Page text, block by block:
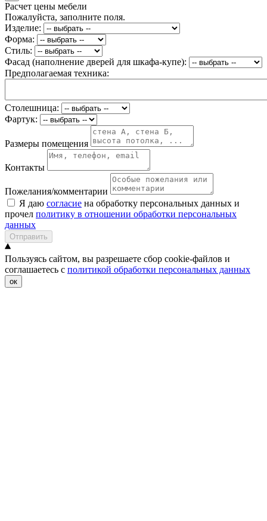
Расчет цены мебели
Пожалуйста, заполните поля.
Изделие:
Форма:
Стиль:
Фасад (наполнение дверей для шкафа-купе):
Предполагаемая техника:
Столешница:
Фартук:
Размеры помещения
Контакты
Пожелания/комментарии
Я даю согласие на обработку персональных данных и
прочел политику в отношении обработки персональных
данных
Отправить
Пользуясь сайтом, вы разрешаете сбор cookie-файлов и
соглашаетесь с политикой обработки персональных данных
ок